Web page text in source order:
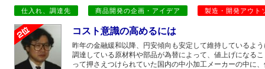
仕入れ、調達先 商品開発の企画・アイデア 製造・開発アウト
コスト意識の高めるには
昨年の金融緩和以降、円安傾向も安定して維持しているよ
調達している原材料や部品が為替によって、値上げになる
って押さえつけられていた国内の中小加工メーカーの中に